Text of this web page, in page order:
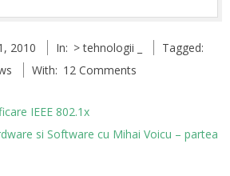
2010 In: > tehnologii _
Tagged:
With: 12 Comments
IEEE 802.1x
si Software cu Mihai Voicu – partea